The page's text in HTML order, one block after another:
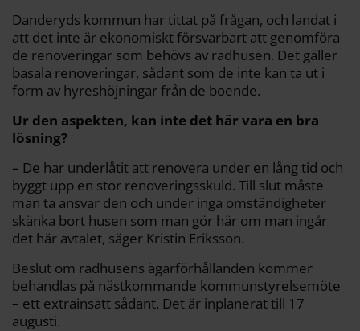
Danderyds kommun har tittat på frågan, och landat i
att det inte är ekonomiskt försvarbart att genomföra
de renoveringar som behövs av radhusen. Det gäller
basala renoveringar, sådant som de inte kan ta ut i
form av hyreshöjningar från de boende.
Ur den aspekten, kan inte det här vara en bra
lösning?
– De har underlåtit att renovera under en lång tid och
byggt upp en stor renoveringsskuld. Till slut måste
man ta ansvar den och under inga omständigheter
skänka bort husen som man gör här om man ingår
det här avtalet, säger Kristin Eriksson.
Beslut om radhusens ägarförhållanden kommer
behandlas på nästkommande kommunstyrelsemöte
– ett extrainsatt sådant. Det är inplanerat till 17
augusti.